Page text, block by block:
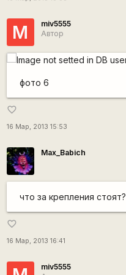
M
miv5555
Автор
фото 6
favorite_border
16 Мар, 2013 15:53
Max_Babich
что за крепления стоят?
favorite_border
16 Мар, 2013 16:41
miv5555